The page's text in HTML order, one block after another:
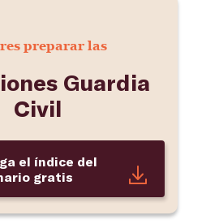
preparar las
Guardia
Civil
el índice del
gratis